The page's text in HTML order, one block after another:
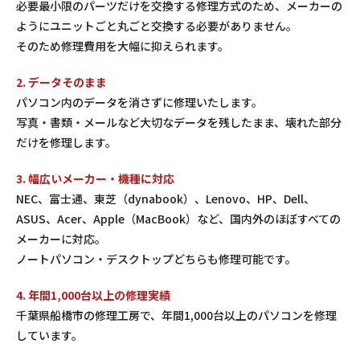
必要最小限のパーツだけを交換する修理方式のため、メーカーの
ようにユニットごと丸ごと交換する必要がありません。
そのため修理費用を大幅に抑えられます。
2. データそのまま
パソコン内のデータを消さずに修理いたします。
写真・書類・メールなど大切なデータを残したまま、壊れた部分
だけを修理します。
3. 幅広いメーカー・機種に対応
NEC、富士通、東芝（dynabook）、Lenovo、HP、Dell、
ASUS、Acer、Apple（MacBook）など、国内外のほぼすべての
メーカーに対応。
ノートパソコン・デスクトップどちらも修理可能です。
4. 年間1,000台以上の修理実績
千葉県船橋市の修理工房で、年間1,000台以上のパソコンを修理
しています。